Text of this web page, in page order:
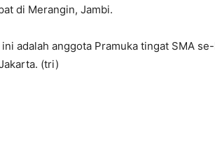
di Merangin, Jambi.
adalah anggota Pramuka tingat SMA
(tri)